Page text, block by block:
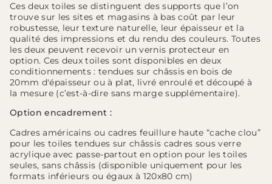
Ces deux toiles se distinguent des supports que l’on
trouve sur les sites et magasins à bas coût par leur
robustesse, leur texture naturelle, leur épaisseur et la
qualité des impressions et du rendu des couleurs. Toutes
les deux peuvent recevoir un vernis protecteur en
option. Ces deux toiles sont disponibles en deux
conditionnements : tendues sur châssis en bois de
20mm d'épaisseur ou à plat, livré enroulé et découpé à
la mesure (c’est-à-dire sans marge supplémentaire).
Option encadrement :
Cadres américains ou cadres feuillure haute “cache clou”
pour les toiles tendues sur châssis cadres sous verre
acrylique avec passe-partout en option pour les toiles
seules, sans châssis (disponible uniquement pour les
formats inférieurs ou égaux à 120x80 cm)